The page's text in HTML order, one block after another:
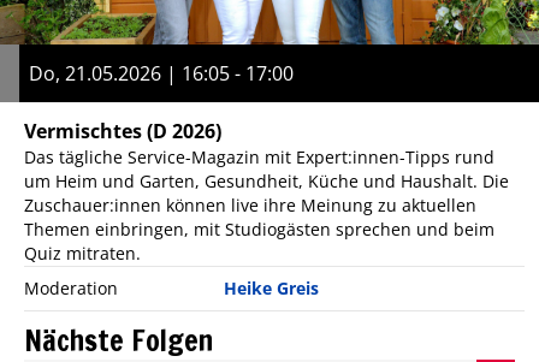
Do, 21.05.2026 | 16:05 - 17:00
Vermischtes(D 2026)
Das tägliche Service-Magazin mit Expert:innen-Tipps rund
um Heim und Garten, Gesundheit, Küche und Haushalt. Die
Zuschauer:innen können live ihre Meinung zu aktuellen
Themen einbringen, mit Studiogästen sprechen und beim
Quiz mitraten.
Moderation
Heike Greis
Nächste Folgen